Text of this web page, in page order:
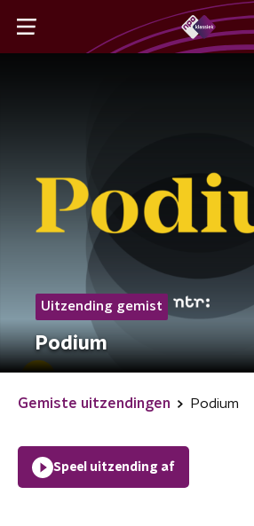
Uitzending gemist
Podium
Gemiste uitzendingen Podium
Speel uitzending af